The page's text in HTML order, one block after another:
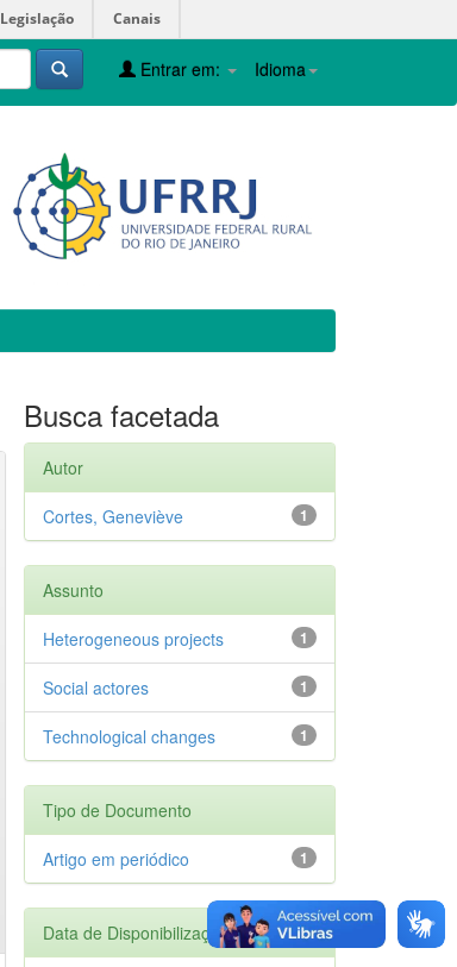
Legislação Canais
Idioma
Entrar em:
Busca facetada
Autor
1
Cortes, Geneviève
Assunto
1
Heterogeneous projects
1
Social actores
1
Technological changes
Tipo de Documento
1
Artigo em periódico
Data de Disponibilização